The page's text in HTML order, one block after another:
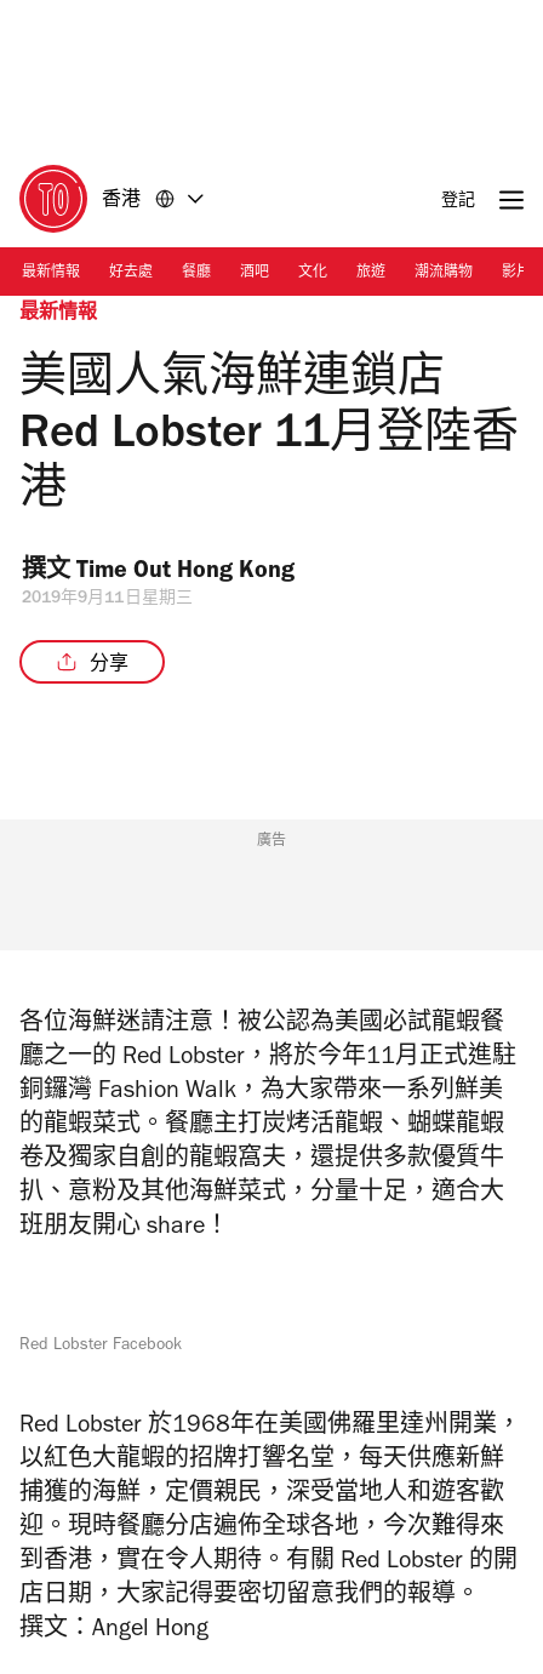
香港 登記
最新情報 好去處 餐廳 酒吧 文化 旅遊 潮流購物 影片
最新情報
美國人氣海鮮連鎖店
Red Lobster 11月登陸香
港
撰文 Time Out Hong Kong
2019年9月11日星期三
分享
廣告
各位海鮮迷請注意！被公認為美國必試龍蝦餐
廳之一的 Red Lobster，將於今年11月正式進駐
銅鑼灣 Fashion Walk，為大家帶來一系列鮮美
的龍蝦菜式。餐廳主打炭烤活龍蝦、蝴蝶龍蝦
卷及獨家自創的龍蝦窩夫，還提供多款優質牛
扒、意粉及其他海鮮菜式，分量十足，適合大
班朋友開心 share！
Red Lobster Facebook
Red Lobster 於1968年在美國佛羅里達州開業，
以紅色大龍蝦的招牌打響名堂，每天供應新鮮
捕獲的海鮮，定價親民，深受當地人和遊客歡
迎。現時餐廳分店遍佈全球各地，今次難得來
到香港，實在令人期待。有關 Red Lobster 的開
店日期，大家記得要密切留意我們的報導。
撰文：Angel Hong